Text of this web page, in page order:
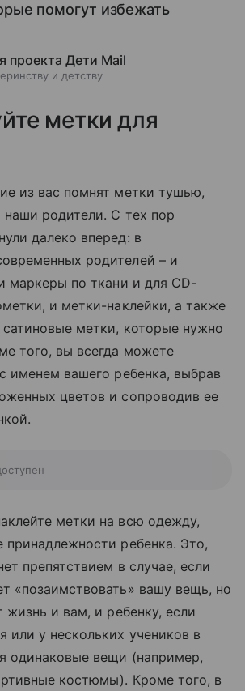
помогут избежать
проекта Дети Mail
и детству
метки для
из вас помнят метки тушью,
наши родители. С тех пор
далеко вперед: в
родителей – и
маркеры по ткани и для CD-
и метки-наклейки, а также
метки, которые нужно
того, вы всегда можете
именем вашего ребенка, выбрав
цветов и сопроводив ее
метки на всю одежду,
принадлежности ребенка. Это,
препятствием в случае, если
«позаимствовать» вашу вещь, но
жизнь и вам, и ребенку, если
или у нескольких учеников в
одинаковые вещи (например,
костюмы). Кроме того, в